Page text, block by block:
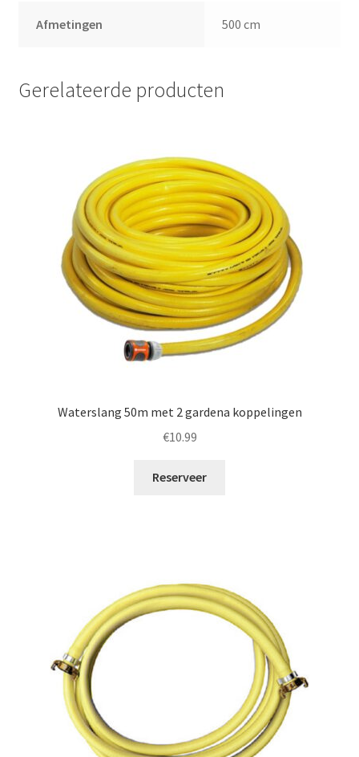
Afmetingen 500 cm
Gerelateerde producten
Waterslang 50m met 2 gardena koppelingen
€10.99
Reserveer